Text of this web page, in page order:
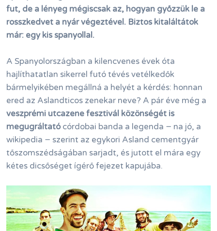
fut, de a lényeg mégiscsak az, hogyan győzzük le a
rosszkedvet a nyár végeztével. Biztos kitaláltátok
már: egy kis spanyollal.
A Spanyolországban a kilencvenes évek óta
hajlíthatatlan sikerrel futó tévés vetélkedők
bármelyikében megállná a helyét a kérdés: honnan
ered az Aslandticos zenekar neve? A pár éve még a
veszprémi utcazene fesztivál közönségét is
megugráltatócórdobai banda a legenda − na jó, a
wikipedia − szerint az egykori Asland cementgyár
tőszomszédságában sarjadt, és jutott el mára egy
kétes dicsőséget ígérő fejezet kapujába.